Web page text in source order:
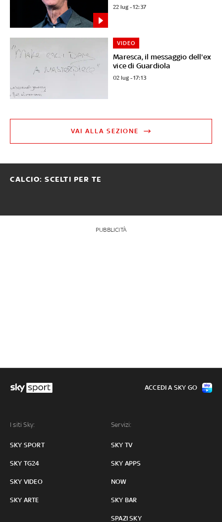
22 lug - 12:37
Maresca, il messaggio dell'ex
vice di Guardiola
VIDEO
02 lug - 17:13
VAI ALLA SEZIONE
CALCIO: SCELTI PER TE
PUBBLICITÀ
I siti Sky:
SKY SPORT
SKY TG24
SKY VIDEO
SKY ARTE
Servizi:
SKY TV
SKY APPS
NOW
SKY BAR
SPAZI SKY
ACCEDI A SKY GO